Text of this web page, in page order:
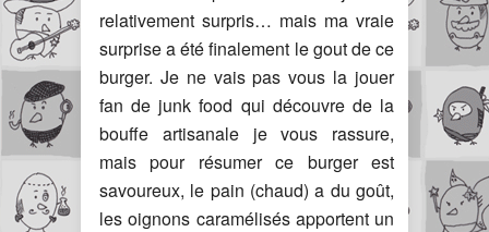
relativement surpris… mais ma vraie
surprise a été finalement le gout de ce
burger. Je ne vais pas vous la jouer
fan de junk food qui découvre de la
bouffe artisanale je vous rassure,
mais pour résumer ce burger est
savoureux, le pain (chaud) a du goût,
les oignons caramélisés apportent un